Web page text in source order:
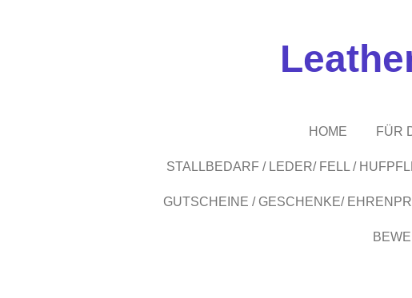
HOME FÜR
STALLBEDARF / LEDER/ FELL /
GUTSCHEINE / GESCHENKE/